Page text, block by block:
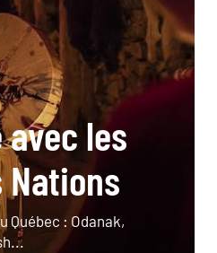
les
Québec : Odanak,